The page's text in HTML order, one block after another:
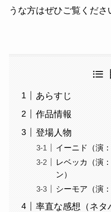
うな方はぜひご覧くださ
あらすじ
作品情報
登場人物
イーニド（演
レベッカ（演
ン）
シーモア（演
率直な感想（ネタ